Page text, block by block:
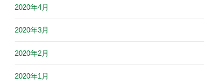
2020年4月
2020年3月
2020年2月
2020年1月